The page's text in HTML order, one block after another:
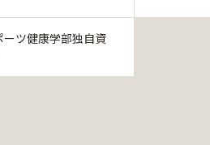
ーツ健康学部独自資